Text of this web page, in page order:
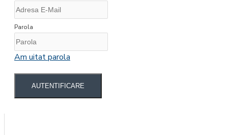
Parola
Am uitat parola
AUTENTIFICARE